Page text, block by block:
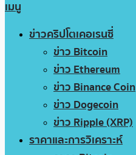
เมนู
ข่าวคริปโตเคอเรนซี่
ข่าว Bitcoin
ข่าว Ethereum
ข่าว Binance Coin
ข่าว Dogecoin
ข่าว Ripple (XRP)
ราคาและการวิเคราะห์